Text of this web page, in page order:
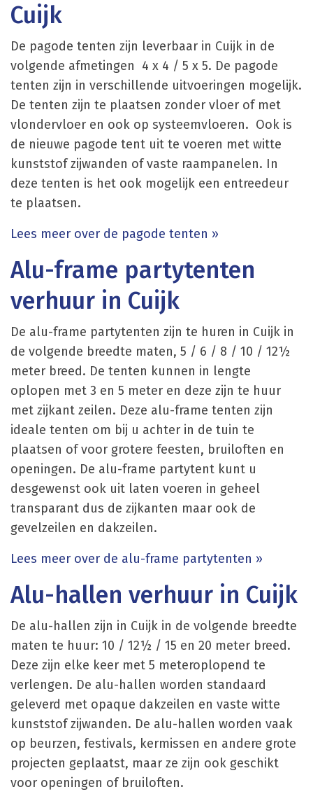
Cuijk
De pagode tenten zijn leverbaar in Cuijk in de
volgende afmetingen 4 x 4 / 5 x 5. De pagode
tenten zijn in verschillende uitvoeringen mogelijk.
De tenten zijn te plaatsen zonder vloer of met
vlondervloer en ook op systeemvloeren. Ook is
de nieuwe pagode tent uit te voeren met witte
kunststof zijwanden of vaste raampanelen. In
deze tenten is het ook mogelijk een entreedeur
te plaatsen.
Lees meer over de pagode tenten »
Alu-frame partytenten
verhuur in Cuijk
De alu-frame partytenten zijn te huren in Cuijk in
de volgende breedte maten, 5 / 6 / 8 / 10 / 12½
meter breed. De tenten kunnen in lengte
oplopen met 3 en 5 meter en deze zijn te huur
met zijkant zeilen. Deze alu-frame tenten zijn
ideale tenten om bij u achter in de tuin te
plaatsen of voor grotere feesten, bruiloften en
openingen. De alu-frame partytent kunt u
desgewenst ook uit laten voeren in geheel
transparant dus de zijkanten maar ook de
gevelzeilen en dakzeilen.
Lees meer over de alu-frame partytenten »
Alu-hallen verhuur in Cuijk
De alu-hallen zijn in Cuijk in de volgende breedte
maten te huur: 10 / 12½ / 15 en 20 meter breed.
Deze zijn elke keer met 5 meteroplopend te
verlengen. De alu-hallen worden standaard
geleverd met opaque dakzeilen en vaste witte
kunststof zijwanden. De alu-hallen worden vaak
op beurzen, festivals, kermissen en andere grote
projecten geplaatst, maar ze zijn ook geschikt
voor openingen of bruiloften.